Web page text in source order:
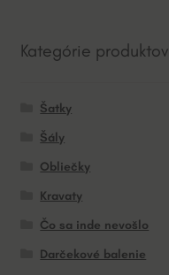
Kategórie produktov
Šatky
Šály
Obliečky
Kravaty
Čo sa inde nevošlo
Darčekové balenie